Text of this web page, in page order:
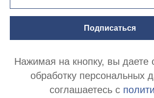
Подписаться
Нажимая на кнопку, вы даете
обработку персональных
соглашаетесь c